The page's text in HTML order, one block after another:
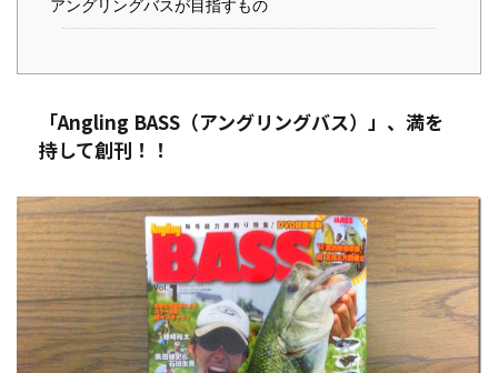
アングリングバスが目指すもの
「Angling BASS（アングリングバス）」、満を
持して創刊！！